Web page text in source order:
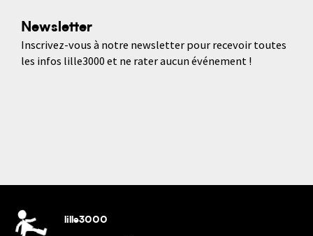
Newsletter
Inscrivez-vous à notre newsletter pour recevoir toutes
les infos lille3000 et ne rater aucun événement !
lille3000